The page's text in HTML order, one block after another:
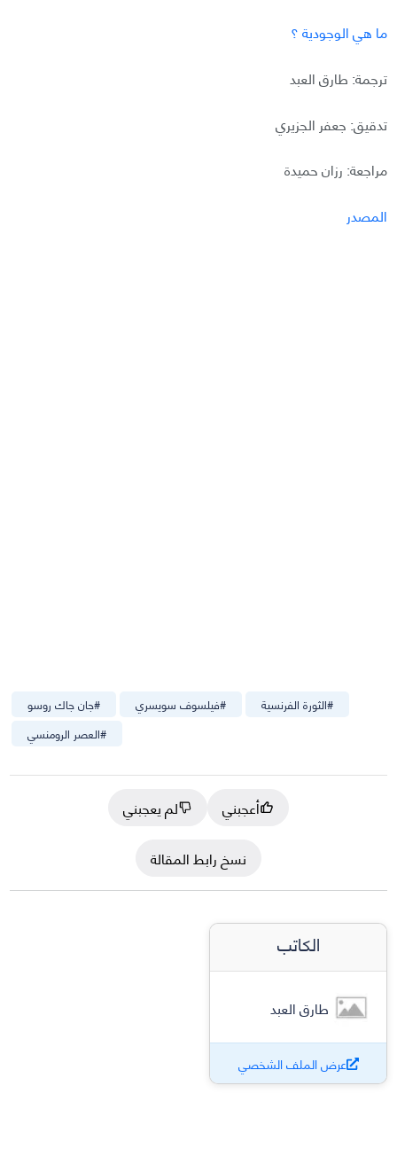
ما هي الوجودية ؟
ترجمة: طارق العبد
تدقيق: جعفر الجزيري
مراجعة: رزان حميدة
المصدر
#جان جاك روسو #فيلسوف سويسري #الثورة الفرنسية
#العصر الرومنسي
أعجبني
لم يعجبني
نسخ رابط المقالة
الكاتب
طارق العبد
عرض الملف الشخصي